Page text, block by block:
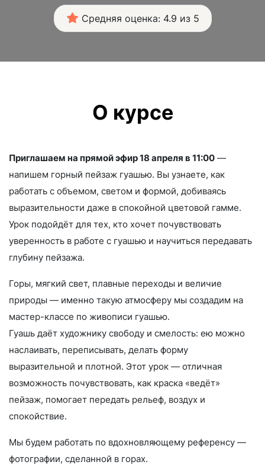
Средняя оценка: 4.9 из 5
О курсе
Приглашаем на прямой эфир 18 апреля в 11:00 —
напишем горный пейзаж гуашью. Вы узнаете, как
работать с объемом, светом и формой, добиваясь
выразительности даже в спокойной цветовой гамме.
Урок подойдёт для тех, кто хочет почувствовать
уверенность в работе с гуашью и научиться передавать
глубину пейзажа.
Горы, мягкий свет, плавные переходы и величие
природы — именно такую атмосферу мы создадим на
мастер-классе по живописи гуашью.
Гуашь даёт художнику свободу и смелость: ею можно
наслаивать, переписывать, делать форму
выразительной и плотной. Этот урок — отличная
возможность почувствовать, как краска «ведёт»
пейзаж, помогает передать рельеф, воздух и
спокойствие.
Мы будем работать по вдохновляющему референсу —
фотографии, сделанной в горах.